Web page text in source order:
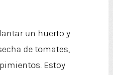
un huerto y
de tomates,
Estoy